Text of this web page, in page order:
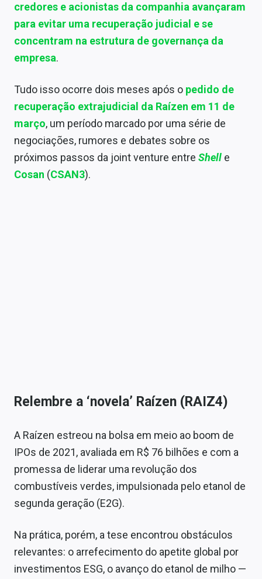
Sobre
Expediente
Contato
credores e acionistas da companhia avançaram
para evitar uma recuperação judicial e se
concentram na estrutura de governança da
empresa.
Tudo isso ocorre dois meses após o pedido de
recuperação extrajudicial da Raízen em 11 de
março, um período marcado por uma série de
negociações, rumores e debates sobre os
próximos passos da joint venture entre Shell e
Cosan (CSAN3).
Relembre a ‘novela’ Raízen (RAIZ4)
A Raízen estreou na bolsa em meio ao boom de
IPOs de 2021, avaliada em R$ 76 bilhões e com a
promessa de liderar uma revolução dos
combustíveis verdes, impulsionada pelo etanol de
segunda geração (E2G).
Na prática, porém, a tese encontrou obstáculos
relevantes: o arrefecimento do apetite global por
investimentos ESG, o avanço do etanol de milho —